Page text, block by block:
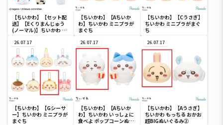
【ちいかわ】【セット配
送】【Eくりまんじゅう
(ノーマル)】ちいかわ イ
４
【ちいかわ】【Aちいか
わ】ちいかわ ミニプラが
まぐち
【ちいかわ】【Cうさぎ】
ちいかわ ミニプラがまぐ
ち
26.07.17
【ちいかわ】【Gシーサ
ー】ちいかわ ミニプラが
まぐち
26.07.17
【ちいかわ】【Aちいか
わ】ちいかわ いっしょに
食べよ ポップコーンぬい
26.07.17
【ちいかわ】【Aうさぎ】
ちいかわ もっちる おかお
超BIGぬいぐるみ②